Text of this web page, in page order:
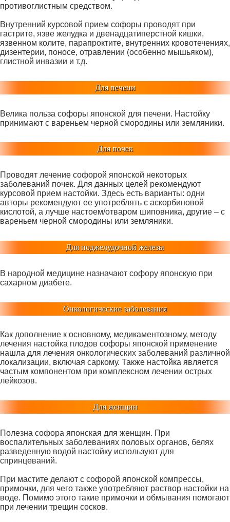
противоглистным средством.
Внутренний курсовой прием софоры проводят при
гастрите, язве желудка и двенадцатиперстной кишки,
язвенном колите, парапроктите, внутренних кровотечениях,
дизентерии, поносе, отравлении (особенно мышьяком),
глистной инвазии и т.д.
Для печени
Велика польза софоры японской для печени. Настойку
принимают с вареньем черной смородины или земляники.
Для почек
Проводят лечение софорой японской некоторых
заболеваний почек. Для данных целей рекомендуют
курсовой прием настойки. Здесь есть варианты: одни
авторы рекомендуют ее употреблять с аскорбиновой
кислотой, а лучше настоем/отваром шиповника, другие – с
вареньем черной смородины или земляники.
Для поджелудочной железы
В народной медицине назначают софору японскую при
сахарном диабете.
Онкологические заболевания
Как дополнение к основному, медикаментозному, методу
лечения настойка плодов софоры японской применение
нашла для лечения онкологических заболеваний различной
локализации, включая саркому. Также настойка является
частым компонентом при комплексном лечении острых
лейкозов.
Для женщин
Полезна софора японская для женщин. При
воспалительных заболеваниях половых органов, белях
разведенную водой настойку используют для
спринцеваний.
При мастите делают с софорой японской компрессы,
примочки, для чего также употребляют раствор настойки на
воде. Помимо этого такие примочки и обмывания помогают
при лечении трещин сосков.